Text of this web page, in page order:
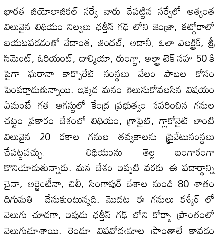
భారత జియోలాజికల్ సర్వే వారు చేపట్టిన సర్వేలో అత్యంత
విలువైన లిథియం నిల్వలు ఛత్తీస్ గఢ్ లోని జెంజ్రా, కట్గోరాలో
బయటపడడంతో వేదాంత, జిందల్, అదానీ, ఓలా ఎలక్ట్రిక్, శ్రీ
సిమెంట్, ఓరియంట్, దాల్మియా, రుంగ్టా, అల్ట్రా టెక్ సహ 50 కి
పైగా ఘరానా కార్పొరేట్ సంస్థలు వేలం పాటల కోసం
పెంపర్లాడుతున్నాయి. ఇక్కడ మనం తెలుసుకోవలసిన విషయం
ఏమంటే గత ఆగస్టులో కేంద్ర ప్రభుత్వం సవరించిన గనుల
చట్టం ప్రకారం దేశంలో లిథియం, గ్రాఫైట్, గ్లాకోనైట్ లాంటి
విలువైన 20 రకాల గనుల తవ్వకాలను ప్రైవేటుసంస్థలు
చేపట్టవచ్చు. లిథియంను తెల్ల బంగారంగా
కొనియాడుతున్నారు. మన దేశం ఇప్పటి వరకు ఈ పదార్థాన్ని
చైనా, అర్జెంటీనా, చిలీ, సింగాపుర్ దేశాల నుండి 80 శాతం
దిగుమతి చేసుకుంటున్నది. మొదట ఈ గనులు కశ్మీర్ లో
వెలుగు చూడగా, ఇపుడు ఛత్తీస్ గఢ్ లోని కోర్బా ప్రాంతంలో
వెలుగుచూశాయి. రెండూ విప్లవోద్యమాల ప్రాంతాలే కావడం